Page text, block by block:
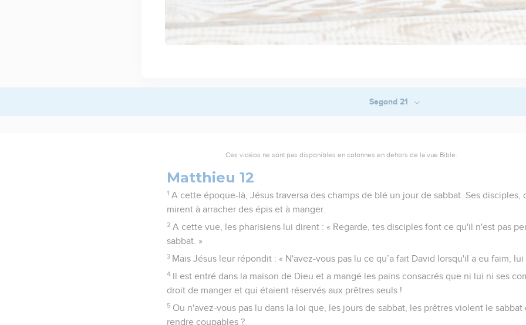
Segond 21
Ces vidéos ne sont pas disponibles en colonnes en dehors de la vue Bible.
Matthieu 12
1 A cette époque-là, Jésus traversa des champs de blé un jour de sabbat. Ses disciples,
mirent à arracher des épis et à manger.
2 A cette vue, les pharisiens lui dirent : « Regarde, tes disciples font ce qu'il n'est pas
sabbat. »
3 Mais Jésus leur répondit : « N'avez-vous pas lu ce qu’a fait David lorsqu'il a eu faim,
4
Il est entré dans la maison de Dieu et a mangé les pains consacrés que ni lui ni ses
droit de manger et qui étaient réservés aux prêtres seuls !
5 Ou n'avez-vous pas lu dans la loi que, les jours de sabbat, les prêtres violent le sabbat
rendre coupables ?